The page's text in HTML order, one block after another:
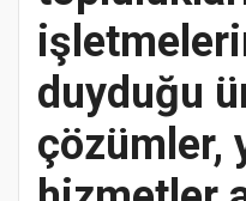
duyduğu
çözümler,